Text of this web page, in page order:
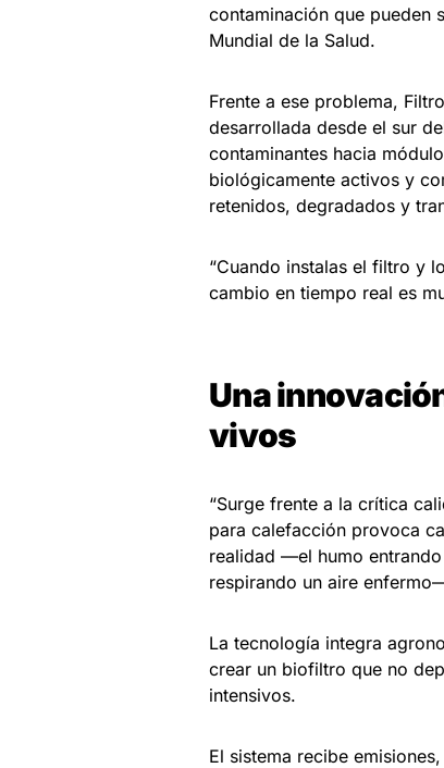
contaminación que pueden
Mundial de la Salud.
Frente a ese problema,
desarrollada desde el sur
contaminantes hacia
biológicamente activos y
retenidos, degradados y
“Cuando instalas el filtro y
cambio en tiempo real es
Una
vivos
“Surge frente a la crítica
para calefacción provoca
realidad —el humo
respirando un aire
La tecnología integra
crear un biofiltro que no
intensivos.
El sistema recibe